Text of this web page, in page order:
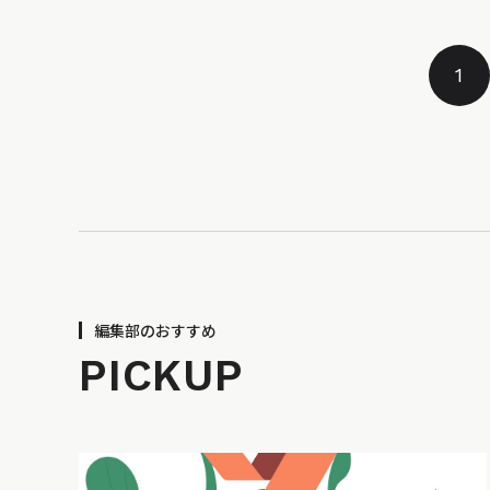
1
編集部のおすすめ
PICKUP